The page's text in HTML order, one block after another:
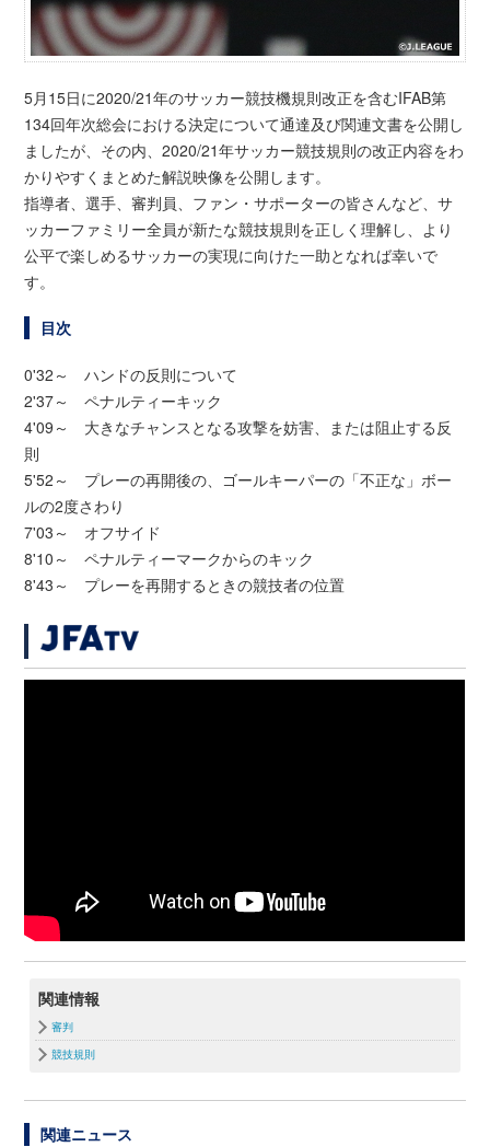
5月15日に2020/21年のサッカー競技機規則改正を含むIFAB第
134回年次総会における決定について通達及び関連文書を公開し
ましたが、その内、2020/21年サッカー競技規則の改正内容をわ
かりやすくまとめた解説映像を公開します。
指導者、選手、審判員、ファン・サポーターの皆さんなど、サ
ッカーファミリー全員が新たな競技規則を正しく理解し、より
公平で楽しめるサッカーの実現に向けた一助となれば幸いで
す。
目次
0'32～ ハンドの反則について
2'37～ ペナルティーキック
4'09～ 大きなチャンスとなる攻撃を妨害、または阻止する反
則
5'52～ プレーの再開後の、ゴールキーパーの「不正な」ボー
ルの2度さわり
7'03～ オフサイド
8'10～ ペナルティーマークからのキック
8'43～ プレーを再開するときの競技者の位置
関連情報
審判
競技規則
関連ニュース